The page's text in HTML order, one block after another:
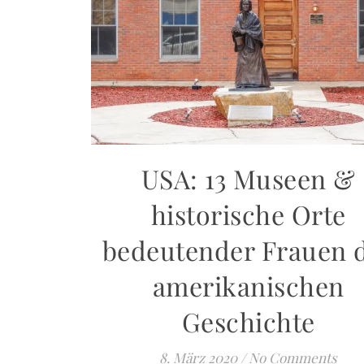
USA: 13 Museen &
historische Orte
bedeutender Frauen
amerikanischen
Geschichte
8. März 2020 / No Comments